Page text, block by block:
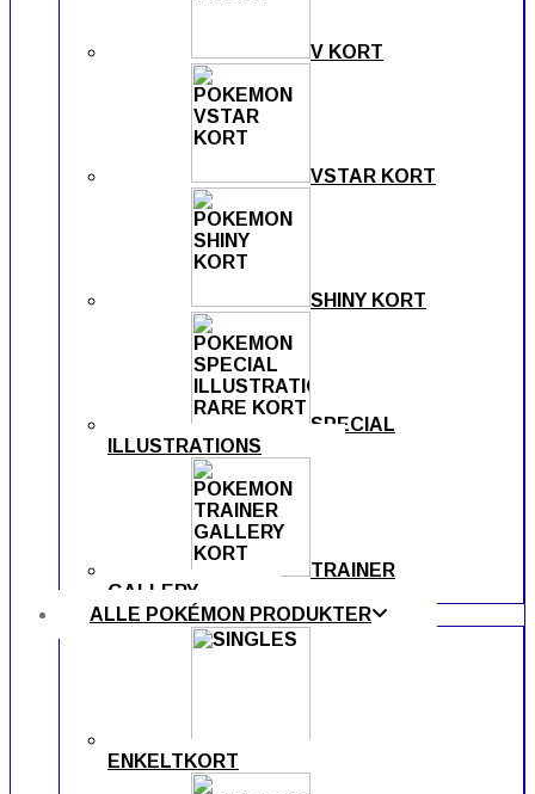
V KORT
VSTAR KORT
SHINY KORT
SPECIAL
ILLUSTRATIONS
TRAINER
GALLERY
ALLE POKÉMON PRODUKTER
ENKELTKORT